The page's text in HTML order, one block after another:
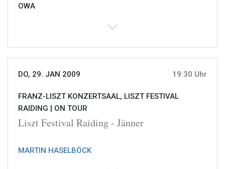
OWA
DO, 29. JAN 2009 19:30 Uhr
FRANZ-LISZT KONZERTSAAL, LISZT FESTIVAL
RAIDING | ON TOUR
Liszt Festival Raiding - Jänner
MARTIN HASELBÖCK